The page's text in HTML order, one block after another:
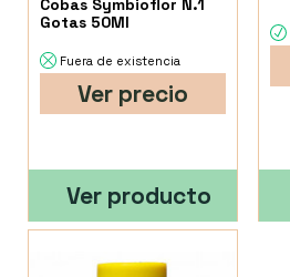
Cobas Symbioflor N.1
Gotas 50Ml
Fuera de existencia
Ver precio
Ver producto